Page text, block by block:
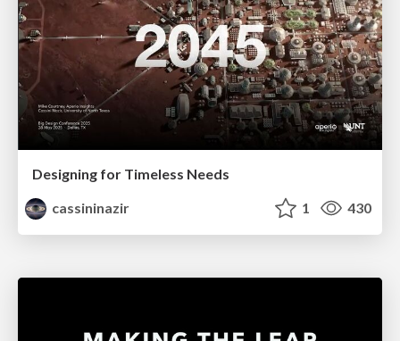
Designing for Timeless Needs
cassininazir
1 430